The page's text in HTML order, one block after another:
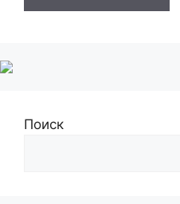
Поиск